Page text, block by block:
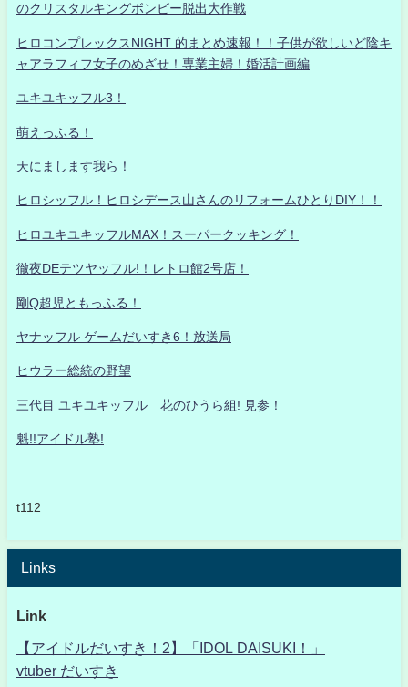
のクリスタルキングボンビー脱出大作戦
ヒロコンプレックスNIGHT 的まとめ速報！！子供が欲しいど陰キ
ャアラフィフ女子のめざせ！専業主婦！婚活計画編
ユキユキッフル3！
萌えっふる！
天にまします我ら！
ヒロシッフル！ヒロシデース山さんのリフォームひとりDIY！！
ヒロユキユキッフルMAX！スーパークッキング！
徹夜DEテツヤッフル!！レトロ館2号店！
剛Q超児ともっふる！
ヤナッフル ゲームだいすき6！放送局
ヒウラー総統の野望
三代目 ユキユキッフル 花のひうら組! 見参！
魁!!アイドル塾!
t112
Links
Link
【アイドルだいすき！2】「IDOL DAISUKI！」
vtuber だいすき